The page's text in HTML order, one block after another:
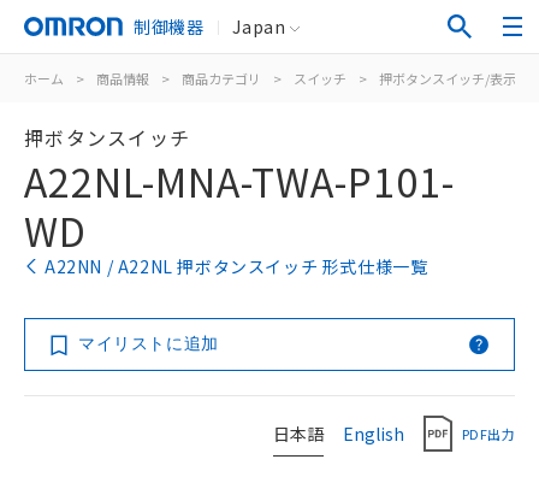
制御機器 Japan
ホーム > 商品情報 > 商品カテゴリ > スイッチ > 押ボタンスイッチ/表示灯
押ボタンスイッチ
A22NL-MNA-TWA-P101-
WD
A22NN / A22NL 押ボタンスイッチ 形式仕様一覧
マイリストに追加
日本語 English PDF出力